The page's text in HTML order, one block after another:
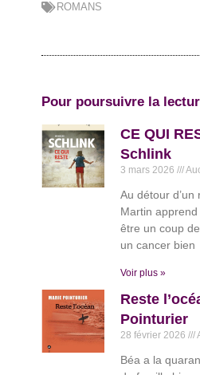
ROMANS
Pour poursuivre la
CE QUI
Schlink
3 mars 2026
Au détour
Martin apprend
être un coup
un cancer bien
Voir plus »
Reste
Pointurier
28 février 2026
Béa a la